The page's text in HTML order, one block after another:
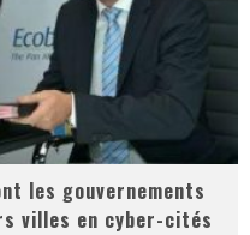
les gouvernements
villes en cyber-cités